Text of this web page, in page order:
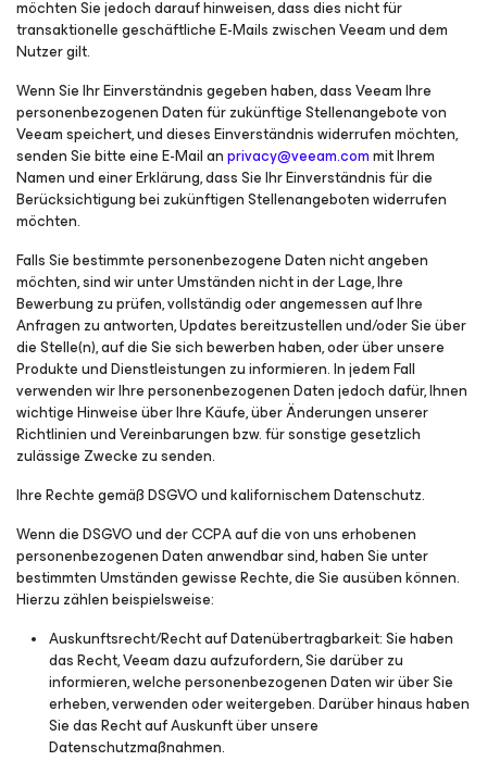
möchten Sie jedoch darauf hinweisen, dass dies nicht für
transaktionelle geschäftliche E-Mails zwischen Veeam und dem
Nutzer gilt.
Wenn Sie Ihr Einverständnis gegeben haben, dass Veeam Ihre
personenbezogenen Daten für zukünftige Stellenangebote von
Veeam speichert, und dieses Einverständnis widerrufen möchten,
senden Sie bitte eine E-Mail anprivacy@veeam.commit Ihrem
Namen und einer Erklärung, dass Sie Ihr Einverständnis für die
Berücksichtigung bei zukünftigen Stellenangeboten widerrufen
möchten.
Falls Sie bestimmte personenbezogene Daten nicht angeben
möchten, sind wir unter Umständen nicht in der Lage, Ihre
Bewerbung zu prüfen, vollständig oder angemessen auf Ihre
Anfragen zu antworten, Updates bereitzustellen und/oder Sie über
die Stelle(n), auf die Sie sich bewerben haben, oder über unsere
Produkte und Dienstleistungen zu informieren. In jedem Fall
verwenden wir Ihre personenbezogenen Daten jedoch dafür, Ihnen
wichtige Hinweise über Ihre Käufe, über Änderungen unserer
Richtlinien und Vereinbarungen bzw. für sonstige gesetzlich
zulässige Zwecke zu senden.
Ihre Rechte gemäß DSGVO und kalifornischem Datenschutz.
Wenn die DSGVO und der CCPA auf die von uns erhobenen
personenbezogenen Daten anwendbar sind, haben Sie unter
bestimmten Umständen gewisse Rechte, die Sie ausüben können.
Hierzu zählen beispielsweise:
Auskunftsrecht/Recht auf Datenübertragbarkeit: Sie haben
das Recht, Veeam dazu aufzufordern, Sie darüber zu
informieren, welche personenbezogenen Daten wir über Sie
erheben, verwenden oder weitergeben. Darüber hinaus haben
Sie das Recht auf Auskunft über unsere
Datenschutzmaßnahmen.